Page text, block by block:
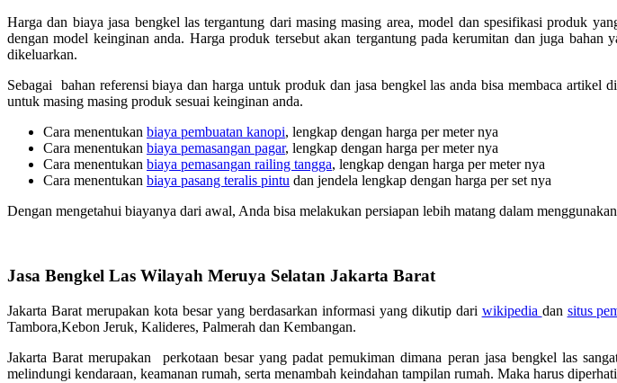
Harga dan biaya jasa bengkel las tergantung dari masing masing area, model dan spesifikasi produk
dengan model keinginan anda. Harga produk tersebut akan tergantung pada kerumitan dan juga
dikeluarkan.
Sebagai bahan referensi biaya dan harga untuk produk dan jasa bengkel las anda bisa membaca artikel
untuk masing masing produk sesuai keinginan anda.
Cara menentukan biaya pembuatan kanopi, lengkap dengan harga per meter nya
Cara menentukan biaya pemasangan pagar, lengkap dengan harga per meter nya
Cara menentukan biaya pemasangan railing tangga, lengkap dengan harga per meter nya
Cara menentukan biaya pasang teralis pintu dan jendela lengkap dengan harga per set nya
Dengan mengetahui biayanya dari awal, Anda bisa melakukan persiapan lebih matang dalam
Jasa Bengkel Las Wilayah Meruya Selatan Jakarta Barat
Jakarta Barat merupakan kota besar yang berdasarkan informasi yang dikutip dari wikipedia dan situs
Tambora,Kebon Jeruk, Kalideres, Palmerah dan Kembangan.
Jakarta Barat merupakan perkotaan besar yang padat pemukiman dimana peran jasa bengkel las
melindungi kendaraan, keamanan rumah, serta menambah keindahan tampilan rumah. Maka harus